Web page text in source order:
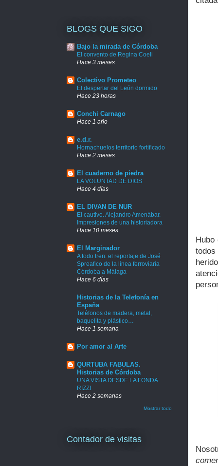
Hubo
BLOGS QUE SIGO
Bajo la mirada de Córdoba
El convento de Regina Coeli
Hace 3 meses
Colectivo Prometeo
El despertar del León dormido
Hace 23 horas
Conchi Carnago
Hace 1 año
e.d.r.
Hornachuelos territorio fortificado
Hace 2 meses
El cuaderno de piedra
LA VOLUNTAD DE DIOS
Hace 4 días
EL DIVAN DE NUR
El cautivo. Alejandro Amenábar.
Impresiones de una historiadora
Hace 10 meses
El Marginador
A todo tren: el reportaje de José
Spreafico de la línea ferroviaria
Córdoba a Málaga
Hace 6 días
Historias de la Telefonía en
España
Teléfonos de madera, metal,
baquelita y plástico…
Hace 1 semana
Por amor al Arte
QURTUBA FABULAS.
Historias de Córdoba
UNA VISTA DESDE LA FONDA
RIZZI
Hace 2 semanas
Mostrar todo
Contador de visitas